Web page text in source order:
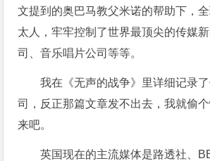
文提到的奥巴马教父米诺的帮助下，
太人，牢牢控制了世界最顶尖的传媒
司、音乐唱片公司等等。
我在《无声的战争》里详细记录
司，反正那篇文章发不出去，我就偷
来吧。
英国现在的主流媒体是路透社、